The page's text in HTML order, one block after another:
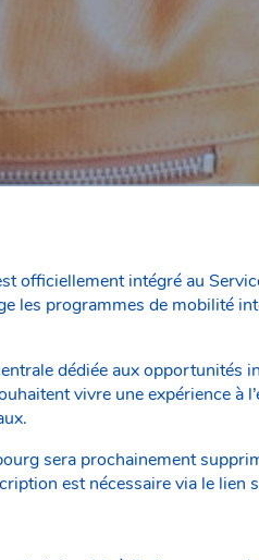
officiellement intégré au
les programmes de mobilité
dédiée aux opportunités
vivre une expérience à
sera prochainement
est nécessaire via le lien